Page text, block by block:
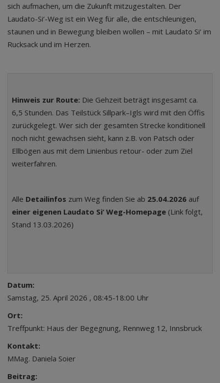
sich aufmachen, um die Zukunft mitzugestalten. Der
Laudato-Si‘-Weg ist ein Weg für alle, die entschleunigen,
staunen und in Bewegung bleiben wollen – mit Laudato Si‘ im
Rucksack und im Herzen.
Hinweis zur Route: Die Gehzeit beträgt insgesamt ca.
6,5 Stunden. Das Teilstück Sillpark–Igls wird mit den Öffis
zurückgelegt. Wer sich der gesamten Strecke konditionell
noch nicht gewachsen sieht, kann z.B. von Patsch oder
Ellbögen aus mit dem Linienbus retour- oder zum Ziel
weiterfahren.
Alle Detailinfos zum Weg finden Sie ab 25.04.2026 auf
einer eigenen Laudato Si‘ Weg-Homepage (Link folgt,
Stand 13.03.2026)
Datum:
Samstag, 25. April 2026 , 08:45-18:00 Uhr
Ort:
Treffpunkt: Haus der Begegnung, Rennweg 12, Innsbruck
Kontakt:
MMag. Daniela Soier
Beitrag: